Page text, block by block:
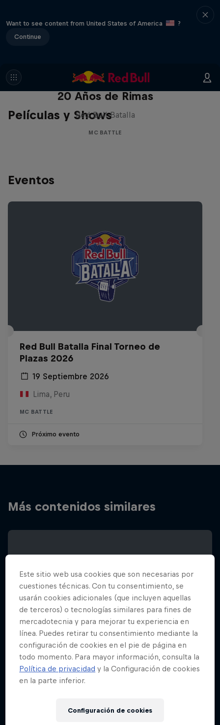
Want to see content from United States of America
?
Continue
Películas y Shows
Red Bull Batalla Nueva Historia:
20 Años de Rimas
Red Bull Batalla
MC BATTLE
Eventos
Red Bull Batalla Final Torneo de
Plazas 2026
19 Septiembre 2026
Lima, Peru
MC BATTLE
Próximo evento
Más contenidos similares
Red Bull Batalla Final Torneo de Plazas
Este sitio web usa cookies que son necesarias por
cuestiones técnicas. Con tu consentimiento, se
usarán cookies adicionales (que incluyen aquellas
de terceros) o tecnologías similares para fines de
mercadotecnia y para mejorar tu experiencia en
línea. Puedes retirar tu consentimiento mediante la
configuración de cookies en el pie de página en
todo momento. Para mayor información, consulta la
Política de privacidad y la Configuración de cookies
en la parte inferior.
Configuración de cookies